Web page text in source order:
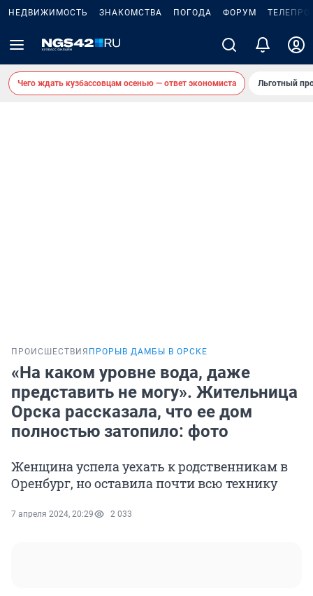
НЕДВИЖИМОСТЬ ЗНАКОМСТВА ПОГОДА ФОРУМ
Чего ждать кузбассовцам осенью — ответ экономиста Льготный
ПРОИСШЕСТВИЯ ПРОРЫВ ДАМБЫ В ОРСКЕ
«На каком уровне вода, даже
представить не могу». Жительница
Орска рассказала, что ее дом
полностью затопило: фото
Женщина успела уехать к родственникам в
Оренбург, но оставила почти всю технику
7 апреля 2024, 20:29 2 033